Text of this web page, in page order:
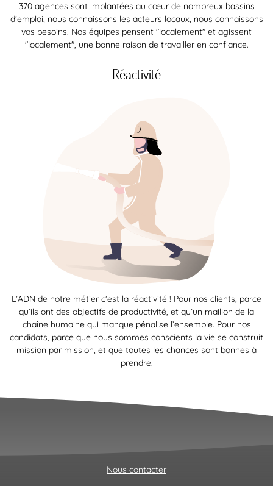
370 agences sont implantées au cœur de nombreux bassins
d’emploi, nous connaissons les acteurs locaux, nous connaissons
vos besoins. Nos équipes pensent "localement" et agissent
"localement", une bonne raison de travailler en confiance.
Réactivité
L’ADN de notre métier c’est la réactivité ! Pour nos clients, parce
qu’ils ont des objectifs de productivité, et qu’un maillon de la
chaîne humaine qui manque pénalise l’ensemble. Pour nos
candidats, parce que nous sommes conscients la vie se construit
mission par mission, et que toutes les chances sont bonnes à
prendre.
Nous contacter